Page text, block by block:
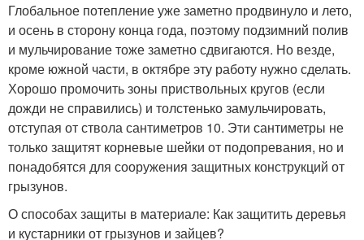
Глобальное потепление уже заметно продвинуло и лето,
и осень в сторону конца года, поэтому подзимний полив
и мульчирование тоже заметно сдвигаются. Но везде,
кроме южной части, в октябре эту работу нужно сделать.
Хорошо промочить зоны приствольных кругов (если
дожди не справились) и толстенько замульчировать,
отступая от ствола сантиметров 10. Эти сантиметры не
только защитят корневые шейки от подопревания, но и
понадобятся для сооружения защитных конструкций от
грызунов.
О способах защиты в материале: Как защитить деревья
и кустарники от грызунов и зайцев?